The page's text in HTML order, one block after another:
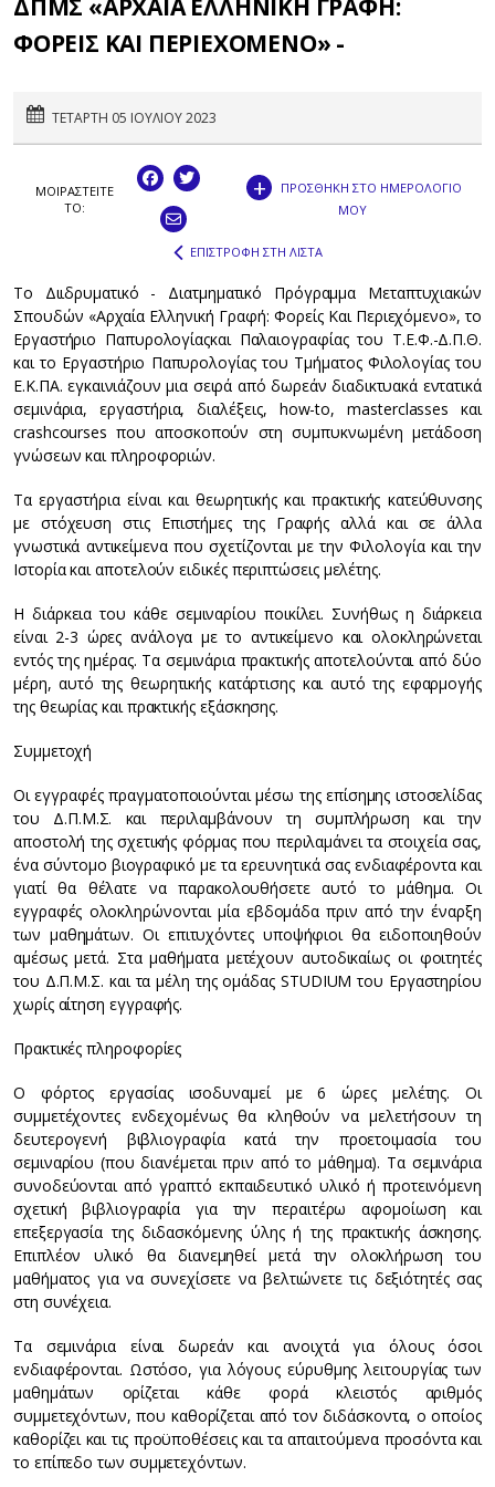
ΔΠΜΣ «ΑΡΧΑΙΑ ΕΛΛΗΝΙΚΗ ΓΡΑΦΗ:
ΦΟΡΕΙΣ ΚΑΙ ΠΕΡΙΕΧΟΜΕΝΟ» -
ΤΕΤΑΡΤΗ 05 ΙΟΥΛΙΟΥ 2023
ΜΟΙΡΑΣΤEIΤΕ
ΤΟ:
+
ΠΡΟΣΘΗΚΗ ΣΤΟ ΗΜΕΡΟΛΟΓΙΟ
ΜΟΥ
ΕΠΙΣΤΡΟΦΗ ΣΤΗ ΛΙΣΤΑ
Το Διιδρυματικό - Διατμηματικό Πρόγραμμα Μεταπτυχιακών
Σπουδών «Αρχαία Ελληνική Γραφή: Φορείς Και Περιεχόμενο», το
Εργαστήριο Παπυρολογίαςκαι Παλαιογραφίας του Τ.Ε.Φ.-Δ.Π.Θ.
και το Εργαστήριο Παπυρολογίας του Τμήματος Φιλολογίας του
Ε.Κ.ΠΑ. εγκαινιάζουν μια σειρά από δωρεάν διαδικτυακά εντατικά
σεμινάρια, εργαστήρια, διαλέξεις, how-to, masterclasses και
crashcourses που αποσκοπούν στη συμπυκνωμένη μετάδοση
γνώσεων και πληροφοριών.
Τα εργαστήρια είναι και θεωρητικής και πρακτικής κατεύθυνσης
με στόχευση στις Επιστήμες της Γραφής αλλά και σε άλλα
γνωστικά αντικείμενα που σχετίζονται με την Φιλολογία και την
Ιστορία και αποτελούν ειδικές περιπτώσεις μελέτης.
Η διάρκεια του κάθε σεμιναρίου ποικίλει. Συνήθως η διάρκεια
είναι 2-3 ώρες ανάλογα με το αντικείμενο και ολοκληρώνεται
εντός της ημέρας. Τα σεμινάρια πρακτικής αποτελούνται από δύο
μέρη, αυτό της θεωρητικής κατάρτισης και αυτό της εφαρμογής
της θεωρίας και πρακτικής εξάσκησης.
Συμμετοχή
Οι εγγραφές πραγματοποιούνται μέσω της επίσημης ιστοσελίδας
του Δ.Π.Μ.Σ. και περιλαμβάνουν τη συμπλήρωση και την
αποστολή της σχετικής φόρμας που περιλαμάνει τα στοιχεία σας,
ένα σύντομο βιογραφικό με τα ερευνητικά σας ενδιαφέροντα και
γιατί θα θέλατε να παρακολουθήσετε αυτό το μάθημα. Οι
εγγραφές ολοκληρώνονται μία εβδομάδα πριν από την έναρξη
των μαθημάτων. Οι επιτυχόντες υποψήφιοι θα ειδοποιηθούν
αμέσως μετά. Στα μαθήματα μετέχουν αυτοδικαίως οι φοιτητές
του Δ.Π.Μ.Σ. και τα μέλη της ομάδας STUDIUM του Εργαστηρίου
χωρίς αίτηση εγγραφής.
Πρακτικές πληροφορίες
Ο φόρτος εργασίας ισοδυναμεί με 6 ώρες μελέτης. Οι
συμμετέχοντες ενδεχομένως θα κληθούν να μελετήσουν τη
δευτερογενή βιβλιογραφία κατά την προετοιμασία του
σεμιναρίου (που διανέμεται πριν από το μάθημα). Τα σεμινάρια
συνοδεύονται από γραπτό εκπαιδευτικό υλικό ή προτεινόμενη
σχετική βιβλιογραφία για την περαιτέρω αφομοίωση και
επεξεργασία της διδασκόμενης ύλης ή της πρακτικής άσκησης.
Επιπλέον υλικό θα διανεμηθεί μετά την ολοκλήρωση του
μαθήματος για να συνεχίσετε να βελτιώνετε τις δεξιότητές σας
στη συνέχεια.
Τα σεμινάρια είναι δωρεάν και ανοιχτά για όλους όσοι
ενδιαφέρονται. Ωστόσο, για λόγους εύρυθμης λειτουργίας των
μαθημάτων ορίζεται κάθε φορά κλειστός αριθμός
συμμετεχόντων, που καθορίζεται από τον διδάσκοντα, ο οποίος
καθορίζει και τις προϋποθέσεις και τα απαιτούμενα προσόντα και
το επίπεδο των συμμετεχόντων.